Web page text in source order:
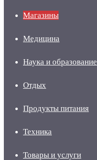
Магазины
Медицина
Наука и образование
Отдых
Продукты питания
Техника
Товары и услуги